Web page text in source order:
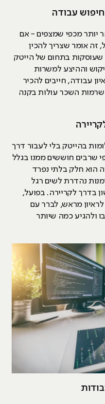
עבודה
יותר מכפי שמצפים - אם
זה אומר שצריך להכין
שעוסקות בתחום של הייטק
וההיצע למשרות
עבודה, חייבים להכיר
השכר עולות בקנה
בהייטק בלי לעבור דרך
שרבים חוששים ממנו בגלל
הוא חלק בלתי נפרד
נהדרת לשים רגל
בדרך לקריירה. בפועל,
מראש, לברר עם
ולהגיע כמה שיותר